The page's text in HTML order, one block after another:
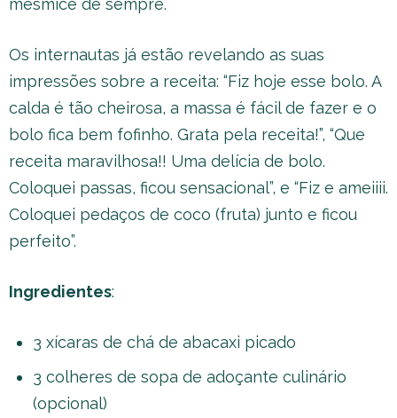
Os internautas já estão revelando as suas
impressões sobre a receita: “Fiz hoje esse bolo. A
calda é tão cheirosa, a massa é fácil de fazer e o
bolo fica bem fofinho. Grata pela receita!”, “Que
receita maravilhosa!! Uma delícia de bolo.
Coloquei passas, ficou sensacional”, e “Fiz e ameiiii.
Coloquei pedaços de coco (fruta) junto e ficou
perfeito”.
Ingredientes:
3 xícaras de chá de abacaxi picado
3 colheres de sopa de adoçante culinário
(opcional)